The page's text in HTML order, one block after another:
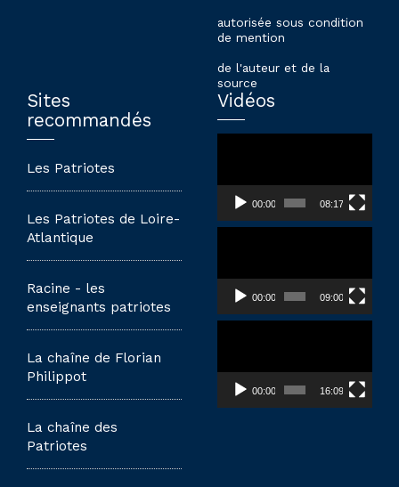
autorisée sous condition
de mention
de l'auteur et de la
source
Sites
recommandés
Les Patriotes
Les Patriotes de Loire-
Atlantique
Racine - les
enseignants patriotes
La chaîne de Florian
Philippot
La chaîne des
Patriotes
Vidéos
00:00 08:17
00:00 09:00
00:00 16:09